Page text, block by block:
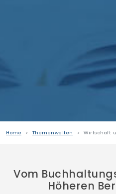
Home Themenwelten Wirtschaft
Vom
Höheren